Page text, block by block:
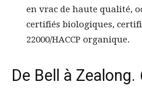
en vrac de haute qualité,
certifiés biologiques,
22000/HACCP organique.
De Bell à Zealong.